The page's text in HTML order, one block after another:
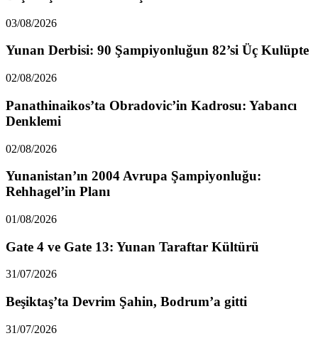
03/08/2026
Yunan Derbisi: 90 Şampiyonluğun 82’si Üç Kulüpte
02/08/2026
Panathinaikos’ta Obradovic’in Kadrosu: Yabancı
Denklemi
02/08/2026
Yunanistan’ın 2004 Avrupa Şampiyonluğu:
Rehhagel’in Planı
01/08/2026
Gate 4 ve Gate 13: Yunan Taraftar Kültürü
31/07/2026
Beşiktaş’ta Devrim Şahin, Bodrum’a gitti
31/07/2026